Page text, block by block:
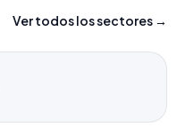
Ver todos los sectores →